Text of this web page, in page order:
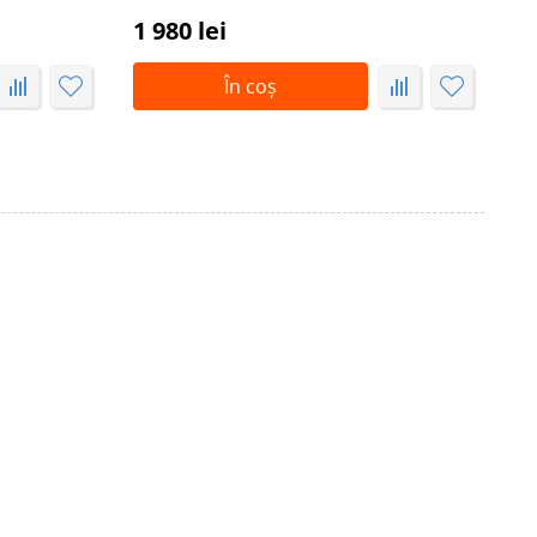
1 980 lei
În coș